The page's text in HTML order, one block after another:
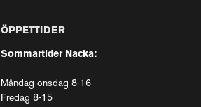
ÖPPETTIDER
Sommartider Nacka:
Måndag-onsdag 8-16
Fredag 8-15